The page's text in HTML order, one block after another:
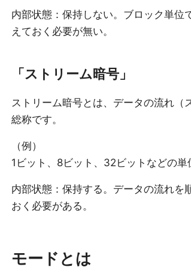
内部状態：保持しない。ブロック単位
えておく必要が無い。
「ストリーム暗号」
ストリーム暗号とは、データの流れ（
総称です。
（例）
1ビット、8ビット、32ビットなどの単
内部状態：保持する。データの流れを
おく必要がある。
モードとは